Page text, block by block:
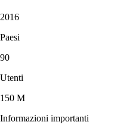
2016
Paesi
90
Utenti
150 M
Informazioni importanti